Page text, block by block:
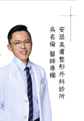
的是「重塑」而非「填
先釐清肌膚老化的本
、膠原蛋白
膠原蛋白耳熟能詳，它
與體積；然而，讓肌膚在
是彈力蛋白。彈力蛋白就
期過後，彈力蛋白的合成
失去彈性的鬆緊帶，出現
」。傳統玻尿酸屬於「填
果過度施打，容易造成
，是為了從細胞底層進
。二、 Profhilo 逆時針
來自瑞士著名的 IBSA 製
度」與「穩定性」。
於其革命性的
突破：無化學交聯劑一
劑（如 BDDE）。雖然